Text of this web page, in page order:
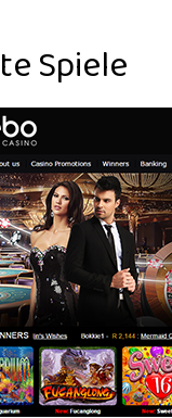
Spiele